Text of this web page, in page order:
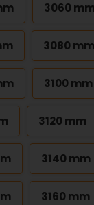
3060
3080 mm
3100 mm
3120 mm
3140 mm
3160 mm